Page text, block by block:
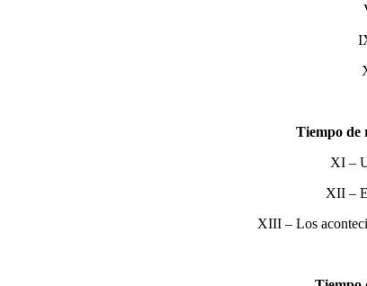
Tiempo de
XI –
XII –
XIII – Los